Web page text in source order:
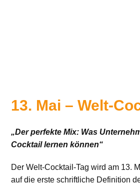
13. Mai – Welt-
„Der perfekte Mix: Was
Cocktail lernen können“
Der Welt-Cocktail-Tag wird am 13.
auf die erste schriftliche Definition